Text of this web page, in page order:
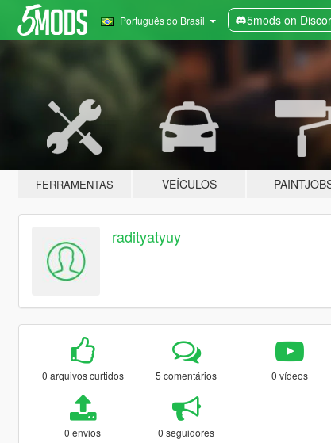
Português do Brasil 5mods on
FERRAMENTAS VEÍCULOS
radityatyuy
0 arquivos curtidos 5 comentários 0 vídeos
0 envios 0 seguidores